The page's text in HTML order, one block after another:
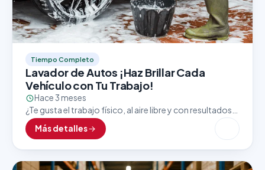
Tiempo Completo
Lavador de Autos ¡Haz Brillar Cada
Vehículo con Tu Trabajo!
Hace 3 meses
¿Te gusta el trabajo físico, al aire libre y con resultados
inmediatos? Esta vacante como Lavador de Autos es
ideal para personas detallistas, responsables…
Más detalles